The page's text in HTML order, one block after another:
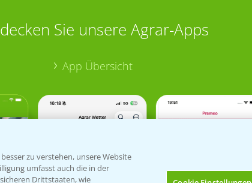
Sie unsere Agrar-Apps
App Übersicht
zu verstehen, unsere Website
umfasst auch die in der
Drittstaaten, wie